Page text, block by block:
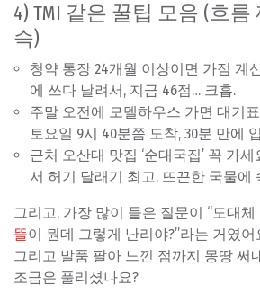
4) TMI 같은 꿀팁 모음 (흐
슥)
청약 통장 24개월 이상이면 가점 계
에 쓰다 날려서, 지금 46점… 크흡.
주말 오전에 모델하우스 가면 대기
토요일 9시 40분쯤 도착, 30분 만에
근처 오산대 맛집 ‘순대국집’ 꼭 가
서 허기 달래기 최고. 뜨끈한 국물에
그리고, 가장 많이 들은 질문이 “도대체
뜰이 뭔데 그렇게 난리야?”라는 거였
그리고 발품 팔아 느낀 점까지 몽땅 써
조금은 풀리셨나요?